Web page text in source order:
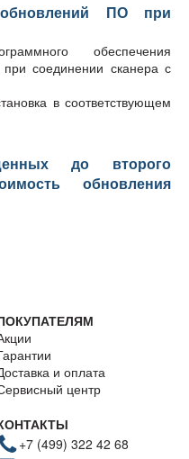
ПО при
обеспечения
при соединении сканера с
в соответствующем
до второго
обновления
и оплата
центр
+7 (499) 322 42 68